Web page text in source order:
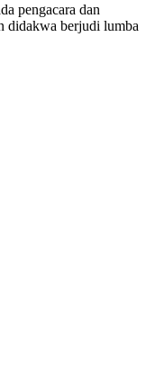
pengacara dan
didakwa berjudi lumba